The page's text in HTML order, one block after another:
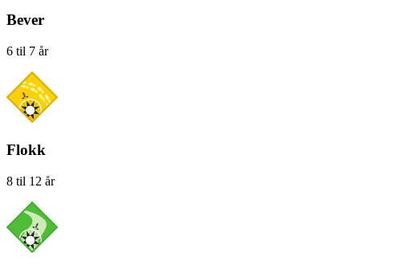
Bever
6 til 7 år
Flokk
8 til 12 år